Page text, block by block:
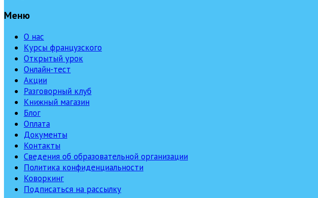
Меню
О нас
Курсы французского
Открытый урок
Онлайн-тест
Акции
Разговорный клуб
Книжный магазин
Блог
Оплата
Документы
Контакты
Сведения об образовательной организации
Политика конфиденциальности
Коворкинг
Подписаться на рассылку